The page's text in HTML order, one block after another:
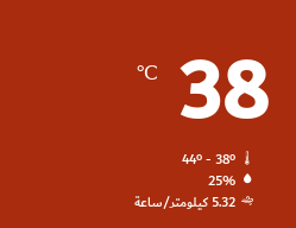
38
℃
44º - 38º
25%
5.32 كيلومتر/ساعة